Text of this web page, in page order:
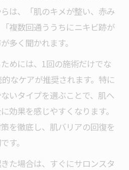
めのハーブピーリング選び
のハーブピーリング活用
で肌荒れリスクを最小限に
が安心につながる理由
グ施術後に起こる好転反応
ターケアの基本とコツ
グ後の正しい保湿と生活習
は、「肌のキメが整い、赤み
複数回通ううちにニキビ跡が
多く聞かれます。
めには、1回の施術だけでな
なケアが推奨されます。特に
いタイプを選ぶことで、肌へ
効果を感じやすくなります。
を徹底し、肌バリアの回復を
す。
た場合は、すぐにサロンスタ